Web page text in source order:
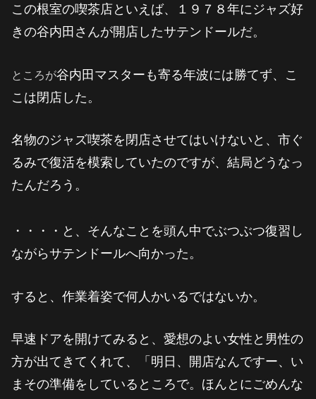
この根室の喫茶店といえば、 １９７８年に ジャズ好
きの谷内田さんが開店したサテンドールだ。
ところが谷内田マスターも寄る年波には勝てず、こ
こは閉店した。
名物のジャズ喫茶を閉店させてはいけないと、市ぐ
るみで復活を模索していたのですが、結局どうなっ
たんだろう。
・・・・と、そんなことを頭ん中でぶつぶつ復習し
ながらサテンドールへ向かった。
すると、作業着姿で何人かいるではないか。
早速ドアを開けてみると、 愛想のよい女性と男性の
方が出てきてくれて、
「明日、開店なんですー、い
まその準備をしているところで。ほんとにごめんな